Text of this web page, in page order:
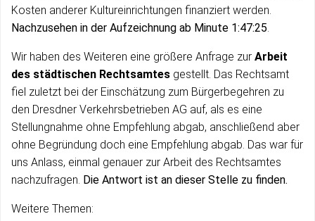
Kosten anderer Kultureinrichtungen finanziert werden.
Nachzusehen in der Aufzeichnung ab Minute 1:47:25.
Wir haben des Weiteren eine größere Anfrage zur Arbeit
des städtischen Rechtsamtes gestellt. Das Rechtsamt
fiel zuletzt bei der Einschätzung zum Bürgerbegehren zu
den Dresdner Verkehrsbetrieben AG auf, als es eine
Stellungnahme ohne Empfehlung abgab, anschließend aber
ohne Begründung doch eine Empfehlung abgab. Das war für
uns Anlass, einmal genauer zur Arbeit des Rechtsamtes
nachzufragen. Die Antwort ist an dieser Stelle zu finden.
Weitere Themen: